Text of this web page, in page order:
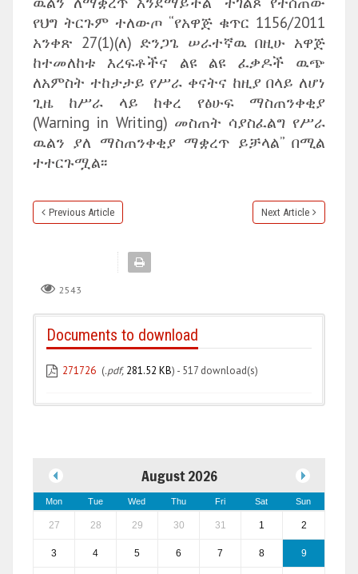
የህግ ትርጉም ተለውጦ “የአዋጅ ቁጥር 1156/2011
አንቀጽ 27(1)(ለ) ድንጋጌ ሠራተኛዉ በዚሁ አዋጅ
ከተመለከቱ እረፍቶችና ልዩ ልዩ ፈቃዶች ዉጭ
ለአምስት ተከታታይ የሥራ ቀናትና ከዚያ በላይ ለሆነ
ጊዜ ከሥራ ላይ ከቀረ የፅሁፍ ማስጠንቀቂያ
(Warning in Writing) መስጠት ሳያስፈልግ የሥራ
ዉልን ያለ ማስጠንቀቂያ ማቋረጥ ይቻላል” በሚል
ተተርጉሟል፡፡
Previous Article Next Article
2543
Documents to download
271726 (.pdf, 281.52 KB) - 517 download(s)
August 2026
Mon Tue Wed Thu Fri Sat Sun
27 28 29 30 31 1 2
3 4 5 6 7 8 9